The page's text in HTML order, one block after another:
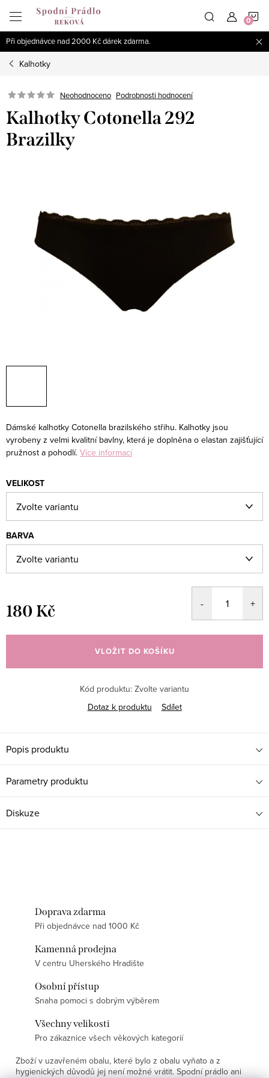
obsah
Při objednávce nad 2000 Kč dárek zdarma.
Kalhotky
Neohodnoceno Podrobnosti hodnocení
Kalhotky Cotonella 292
Brazilky
Dámské kalhotky Cotonella brazilského střihu. Kalhotky jsou
vyrobeny z velmi kvalitní bavlny, která je doplněna o elastan zajišťující
pružnost a pohodlí. Více informací
VELIKOST
BARVA
180 Kč
cena:
VLOŽIT DO KOŠÍKU
Kód produktu: Zvolte variantu
Dotaz k produktu
Sdílet
Popis produktu
Parametry produktu
Diskuze
Doprava zdarma
Při objednávce nad 1000 Kč
Kamenná prodejna
V centru Uherského Hradište
Osobní přístup
Snaha pomoci s dobrým výběrem
Všechny velikosti
Pro zákaznice všech věkových kategorií
Zboží v uzavřeném obalu, které bylo z obalu vyňato a z
hygienických důvodů jej není možné vrátit. Spodní prádlo ani